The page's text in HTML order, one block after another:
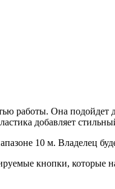
работы. Она
добавляет
10 м. Владелец
кнопки, которые